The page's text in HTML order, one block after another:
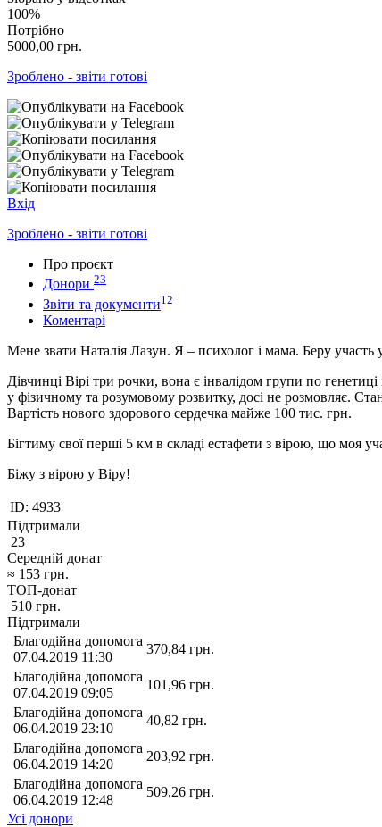
100%
Потрібно
5000,00 грн.
Зроблено - звіти готові
Вхід
Зроблено - звіти готові
Про проєкт
Донори 23
Звіти та документи12
Коментарі
Мене звати Наталія Лазун. Я – психолог і мама. Беру
Дівчинці Вірі три рочки, вона є інвалідом групи по
у фізичному та розумовому розвитку, досі не розмовляє.
Вартість нового здорового сердечка майже 100 тис. грн.
Бігтиму свої перші 5 км в складі естафети з вірою, що моя
Біжу з вірою у Віру!
ID: 4933
Підтримали
23
Середній донат
≈ 153 грн.
ТОП-донат
510 грн.
Підтримали
Благодійна допомога
07.04.2019 11:30
370,84 грн.
Благодійна допомога
07.04.2019 09:05
101,96 грн.
Благодійна допомога
06.04.2019 23:10
40,82 грн.
Благодійна допомога
06.04.2019 14:20
203,92 грн.
Благодійна допомога
06.04.2019 12:48
509,26 грн.
Усі донори